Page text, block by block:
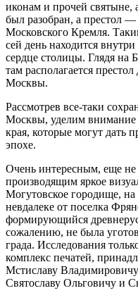
иконам и прочей
был разобран, а престол
Московского Кремля.
сей день находится
сердце столицы. Глядя
там располагается
Москвы.
Рассмотрев все-таки
Москвы, уделим внимание
края, которые могут дать
эпохе.
Очень интересным, еще
производящим яркое
Могутовское городище, на
невдалеке от поселка
формирующийся
сожалению, не была
града. Исследования
комплекс печатей,
Мстиславу
Святославу Ольговичу и